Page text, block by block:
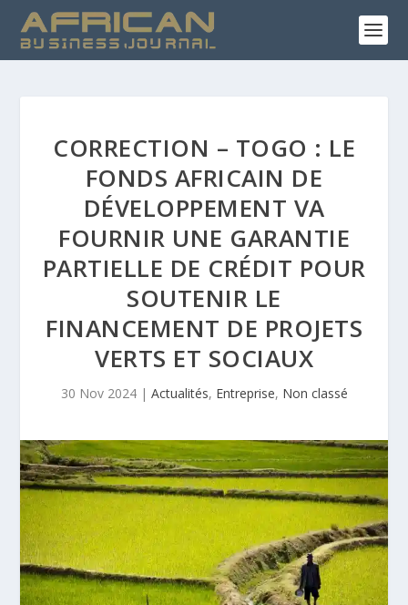
CORRECTION – TOGO : LE
FONDS AFRICAIN DE
DÉVELOPPEMENT VA
FOURNIR UNE GARANTIE
PARTIELLE DE CRÉDIT POUR
SOUTENIR LE
FINANCEMENT DE PROJETS
VERTS ET SOCIAUX
30 Nov 2024| Actualités, Entreprise, Non classé